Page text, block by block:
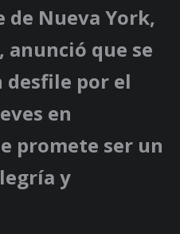
Nueva York,
anunció que se
desfile por el
en
promete ser un
y